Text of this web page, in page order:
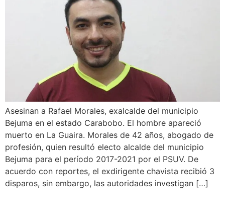
Asesinan a Rafael Morales, exalcalde del municipio
Bejuma en el estado Carabobo. El hombre apareció
muerto en La Guaira. Morales de 42 años, abogado de
profesión, quien resultó electo alcalde del municipio
Bejuma para el período 2017-2021 por el PSUV. De
acuerdo con reportes, el exdirigente chavista recibió 3
disparos, sin embargo, las autoridades investigan […]